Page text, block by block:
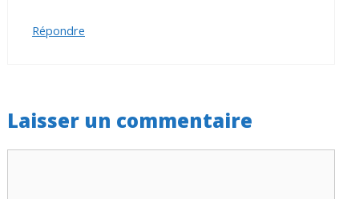
Répondre
Laisser un commentaire